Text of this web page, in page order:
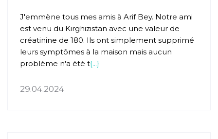
J'emmène tous mes amis à Arif Bey. Notre ami
est venu du Kirghizistan avec une valeur de
créatinine de 180. Ils ont simplement supprimé
leurs symptômes à la maison mais aucun
problème n'a été t{...}
29.04.2024